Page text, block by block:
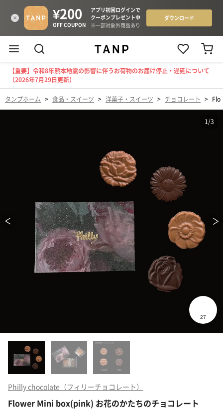
【重要】令和8年熊本地震の影響に伴うお荷物のお届け停止・遅延について
（2026年7月29日更新）
タンプホーム > 食品・スイーツ > 洋菓子・スイーツ > チョコレート >
1/3
Philly chocolate（フィリーチョコレート）
Flower Mini box(pink) お花のかたちのチョコレート